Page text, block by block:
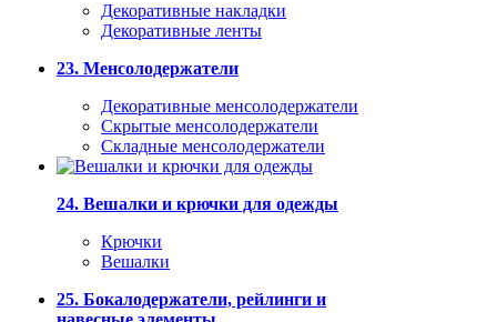
Декоративные накладки
Декоративные ленты
23. Менсолодержатели
Декоративные менсолодержатели
Скрытые менсолодержатели
Складные менсолодержатели
24. Вешалки и крючки для одежды
Крючки
Вешалки
25. Бокалодержатели, рейлинги и